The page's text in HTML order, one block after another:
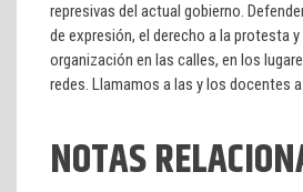
represivas del actual gobierno.
de expresión, el derecho a la protesta y
organización en las calles, en los
redes. Llamamos a las y los docentes
NOTAS